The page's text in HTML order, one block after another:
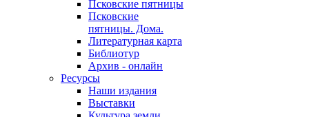
Псковские пятницы
Псковские
пятницы. Дома.
Литературная карта
Библиотур
Архив - онлайн
Ресурсы
Наши издания
Выставки